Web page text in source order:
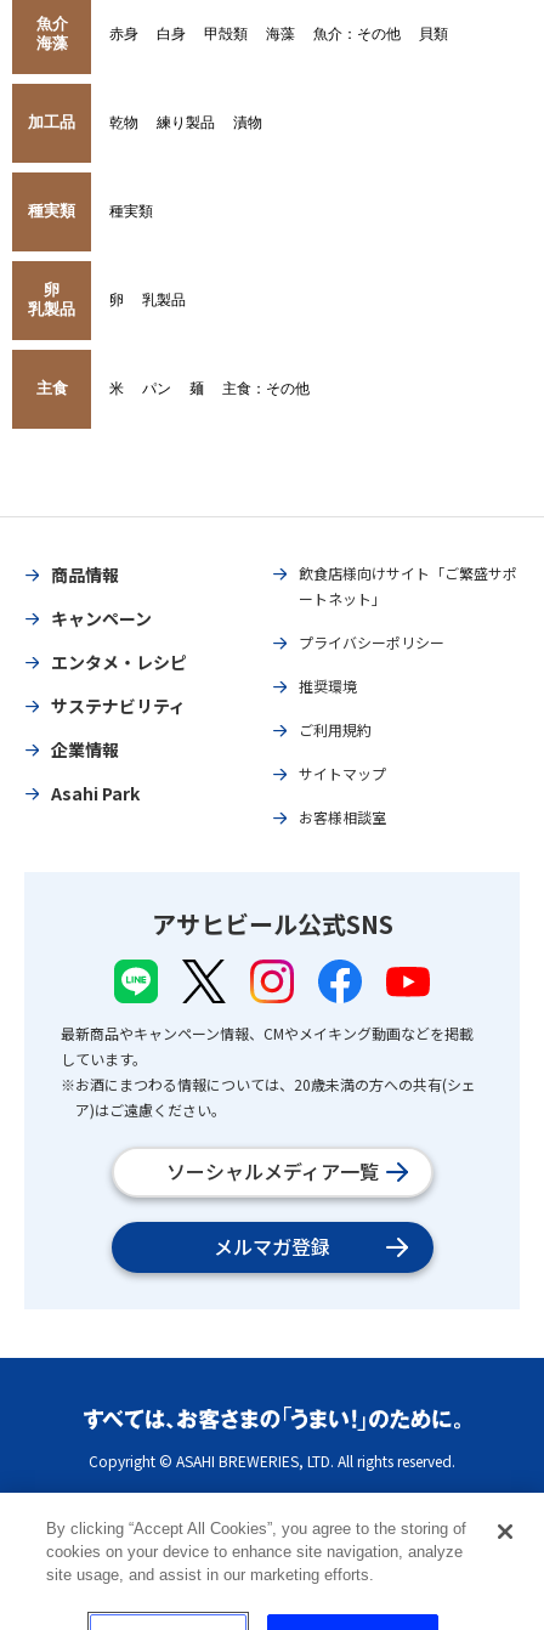
魚介
海藻
赤身 白身 甲殻類 海藻 魚介：その他 貝類
加工品 乾物 練り製品 漬物
種実類 種実類
卵
乳製品
卵 乳製品
主食 米 パン 麺 主食：その他
商品情報
キャンペーン
エンタメ・レシピ
サステナビリティ
企業情報
Asahi Park
飲食店様向けサイト「ご繁盛サポ
ートネット」
プライバシーポリシー
推奨環境
ご利用規約
サイトマップ
お客様相談室
アサヒビール公式SNS
最新商品やキャンペーン情報、CMやメイキング動画などを掲載
しています。
※お酒にまつわる情報については、20歳未満の方への共有(シェ
ア)はご遠慮ください。
ソーシャルメディア一覧
メルマガ登録
Copyright © ASAHI BREWERIES, LTD. All rights reserved.
By clicking “Accept All Cookies”, you agree to the storing of
cookies on your device to enhance site navigation, analyze
site usage, and assist in our marketing efforts.